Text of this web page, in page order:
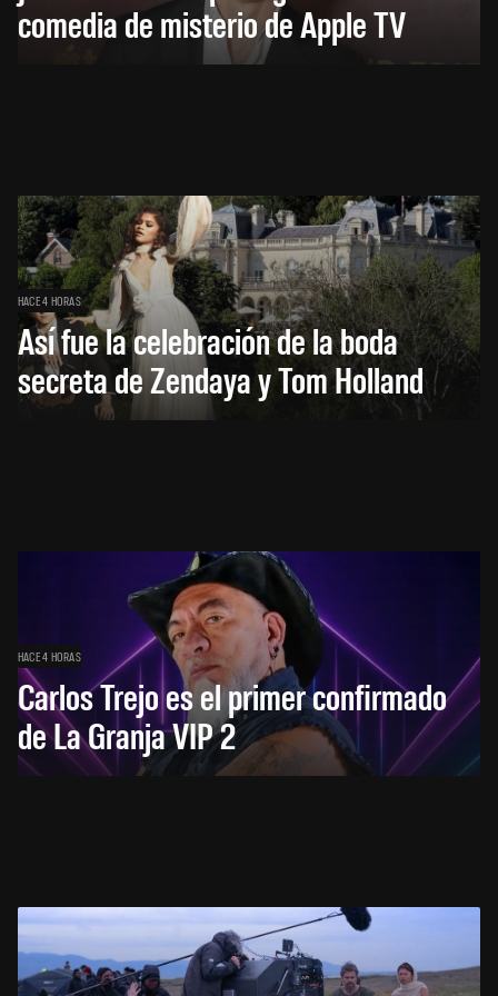
comedia de misterio de Apple TV
HACE 4 HORAS
Así fue la celebración de la boda
secreta de Zendaya y Tom Holland
HACE 4 HORAS
Carlos Trejo es el primer confirmado
de La Granja VIP 2